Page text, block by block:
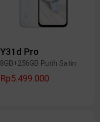
Y31d Pro
8GB+256GB Putih Satin
Rp5.499.000